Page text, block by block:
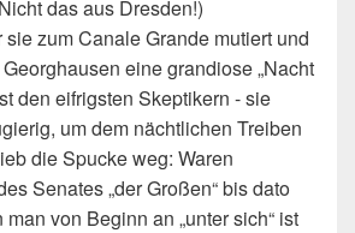
das aus Dresden!)
zum Canale Grande mutiert und
eine grandiose „Nacht
den eifrigsten Skeptikern - sie
um dem nächtlichen Treiben
die Spucke weg: Waren
Senates „der Großen“ bis dato
von Beginn an „unter sich“ ist